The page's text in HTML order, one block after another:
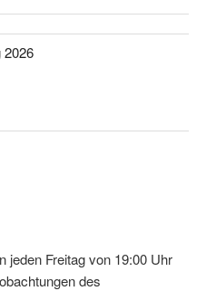
2026
jeden Freitag von 19:00 Uhr
des